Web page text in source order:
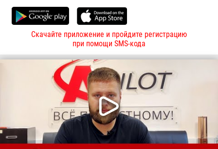
Скачайте приложение и пройдите регистрацию
при помощи SMS-кода